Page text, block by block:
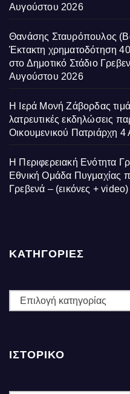
Αυγούστου 2026
Θανάσης Σταυρόπουλος
Έκτακτη χρηματοδότηση
στο Δημοτικό Στάδιο
Αυγούστου 2026
Η Ιερά Μονή Ζάβορδας
λατρευτικές εκδηλώσεις
Οικουμενικού Πατριάρχη 4
Η Περιφερειακή Ενότητα
Εθνική Ομάδα Πυγμαχίας
Γρεβενά – (εικόνες + video)
ΚΑΤΗΓΟΡΙΕΣ
ΚΑΤΗΓΟΡΙΕΣ
ΙΣΤΟΡΙΚΌ